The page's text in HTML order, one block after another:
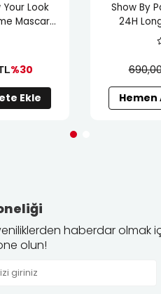
Look
Mascara
%30
Ekle
Show By
24H
Hemen
haberdar olmak
olun!